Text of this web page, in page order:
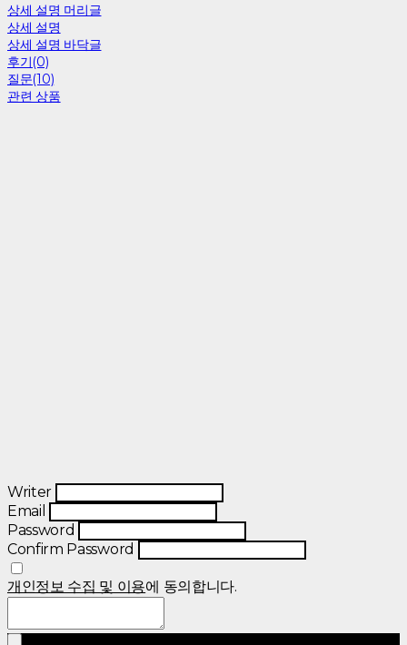
상세 설명 머리글
상세 설명
상세 설명 바닥글
후기(0)
질문(10)
관련 상품
Writer
Email
Password
Confirm Password
개인정보 수집 및 이용에 동의합니다.